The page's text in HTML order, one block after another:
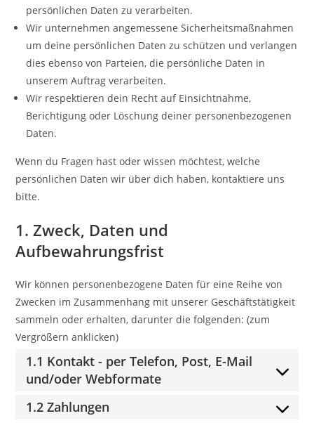
persönlichen Daten zu verarbeiten.
Wir unternehmen angemessene Sicherheitsmaßnahmen
um deine persönlichen Daten zu schützen und verlangen
dies ebenso von Parteien, die persönliche Daten in
unserem Auftrag verarbeiten.
Wir respektieren dein Recht auf Einsichtnahme,
Berichtigung oder Löschung deiner personenbezogenen
Daten.
Wenn du Fragen hast oder wissen möchtest, welche
persönlichen Daten wir über dich haben, kontaktiere uns
bitte.
1. Zweck, Daten und
Aufbewahrungsfrist
Wir können personenbezogene Daten für eine Reihe von
Zwecken im Zusammenhang mit unserer Geschäftstätigkeit
sammeln oder erhalten, darunter die folgenden: (zum
Vergrößern anklicken)
1.1 Kontakt - per Telefon, Post, E-Mail
und/oder Webformate
1.2 Zahlungen